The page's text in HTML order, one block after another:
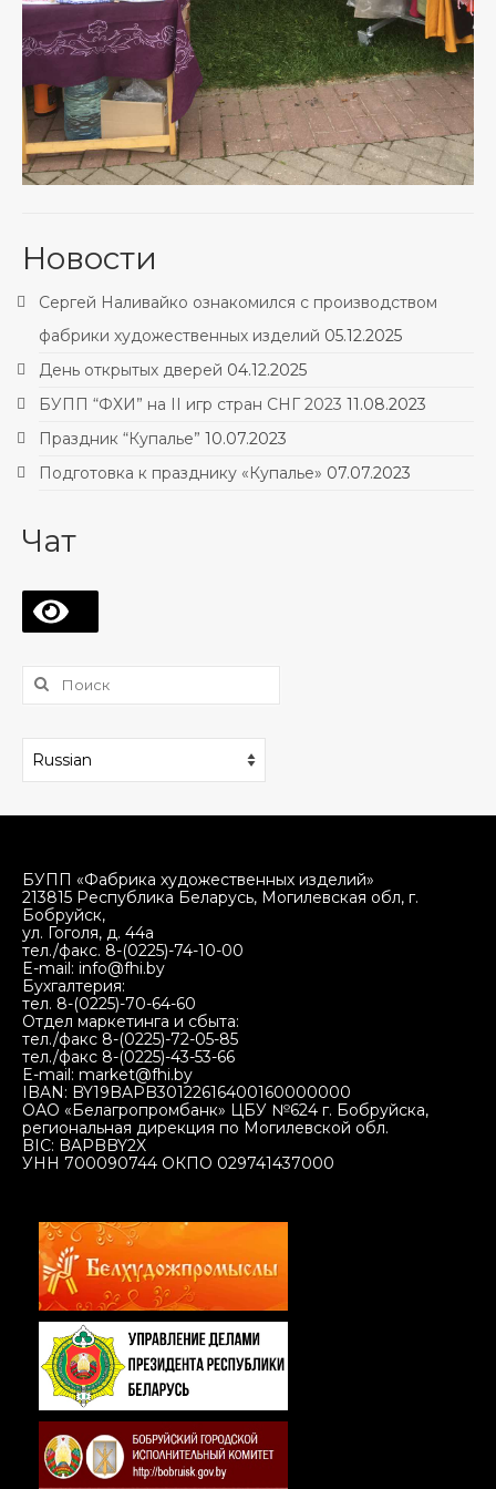
Новости
Сергей Наливайко ознакомился с производством
фабрики художественных изделий 05.12.2025
День открытых дверей 04.12.2025
БУПП “ФХИ” на II игр стран СНГ 2023 11.08.2023
Праздник “Купалье” 10.07.2023
Подготовка к празднику «Купалье» 07.07.2023
Чат
⠀
Поиск:
БУПП «Фабрика художественных изделий»
213815 Республика Беларусь, Могилевская обл, г.
Бобруйск,
ул. Гоголя, д. 44а
тел./факс. 8-(0225)-74-10-00
E-mail: info@fhi.by
Бухгалтерия:
тел. 8-(0225)-70-64-60
Отдел маркетинга и сбыта:
тел./факс 8-(0225)-72-05-85
тел./факс 8-(0225)-43-53-66
E-mail: market@fhi.by
IBAN: BY19BAPB30122616400160000000
ОАО «Белагропромбанк» ЦБУ №624 г. Бобруйска,
региональная дирекция по Могилевской обл.
BIC: BAPBBY2X
УНН 700090744 ОКПО 029741437000